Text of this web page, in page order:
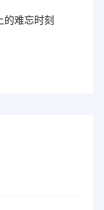
难忘时刻